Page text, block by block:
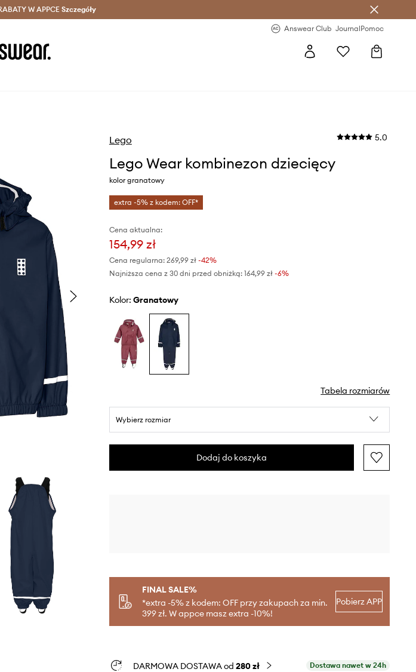
Dostawa nawet w 24h >
W APPCE Szczegóły
Answear Club JournalPomoc
Lego 5.0
Lego Wear kombinezon dziecięcy
kolor granatowy
extra -5% z kodem: OFF*
Cena aktualna:
154,99 zł
Cena regularna: 269,99 zł-42%
Najniższa cena z 30 dni przed obniżką: 164,99 zł -6%
Kolor: granatowy
Tabela rozmiarów
Wybierz rozmiar
Dodaj do koszyka
FINAL SALE%
*extra -5% z kodem: OFF przy zakupach za min.
399 zł. W appce masz extra -10%!
Pobierz APP
DARMOWA DOSTAWA od 280 zł Dostawa nawet w 24h